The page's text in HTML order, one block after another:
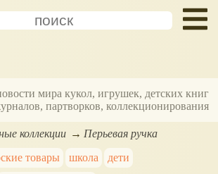
мира кукол, игрушек, детских книг
партворков, коллекционирования
коллекции
Перьевая ручка
товары школа
дети